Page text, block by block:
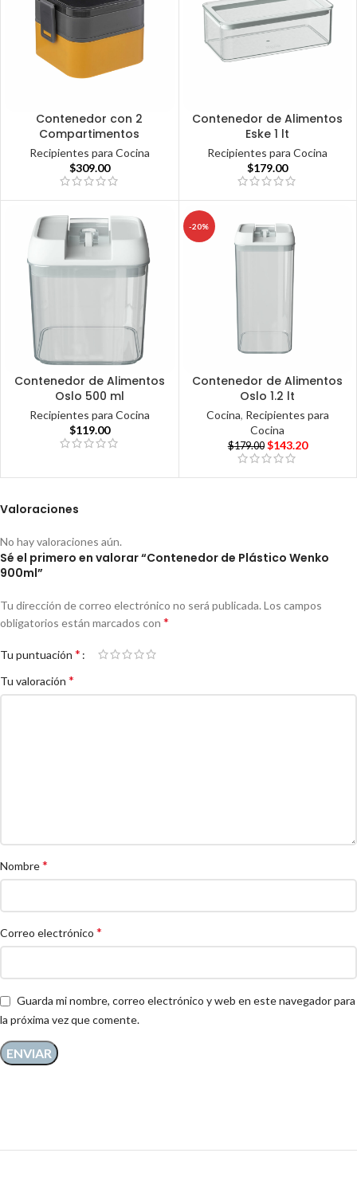
Contenedor con 2
Compartimentos
Recipientes para Cocina
$309.00
Contenedor de Alimentos
Eske 1 lt
Recipientes para Cocina
$179.00
Contenedor de Alimentos
Oslo 500 ml
Recipientes para Cocina
$119.00
-20%
Contenedor de Alimentos
Oslo 1.2 lt
Cocina, Recipientes para
Cocina
$179.00 $143.20
Valoraciones
No hay valoraciones aún.
Sé el primero en valorar “Contenedor de Plástico Wenko
900ml”
Tu dirección de correo electrónico no será publicada. Los campos
obligatorios están marcados con *
Tu puntuación *
Tu valoración *
Nombre*
Correo electrónico *
Guarda mi nombre, correo electrónico y web en este navegador para
la próxima vez que comente.